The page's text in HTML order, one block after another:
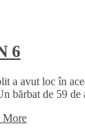
6
a avut loc în
bărbat de 59 de
More